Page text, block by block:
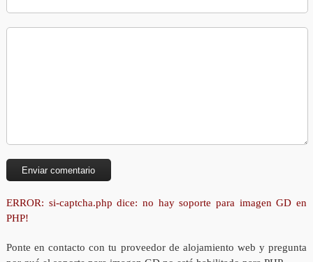
ERROR: si-captcha.php dice: no hay soporte para imagen GD en
PHP!
Ponte en contacto con tu proveedor de alojamiento web y pregunta